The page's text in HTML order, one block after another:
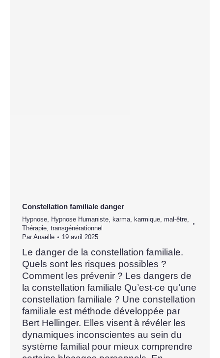
Constellation familiale danger
Hypnose Hypnose Humaniste karma karmique mal-être
Thérapie transgénérationnel
Par Anaëlle 19 avril 2025
Le danger de la constellation familiale.
Quels sont les risques possibles ?
Comment les prévenir ? Les dangers de
la constellation familiale Qu’est-ce qu’une
constellation familiale ? Une constellation
familiale est méthode développée par
Bert Hellinger. Elles visent à révéler les
dynamiques inconscientes au sein du
système familial pour mieux comprendre